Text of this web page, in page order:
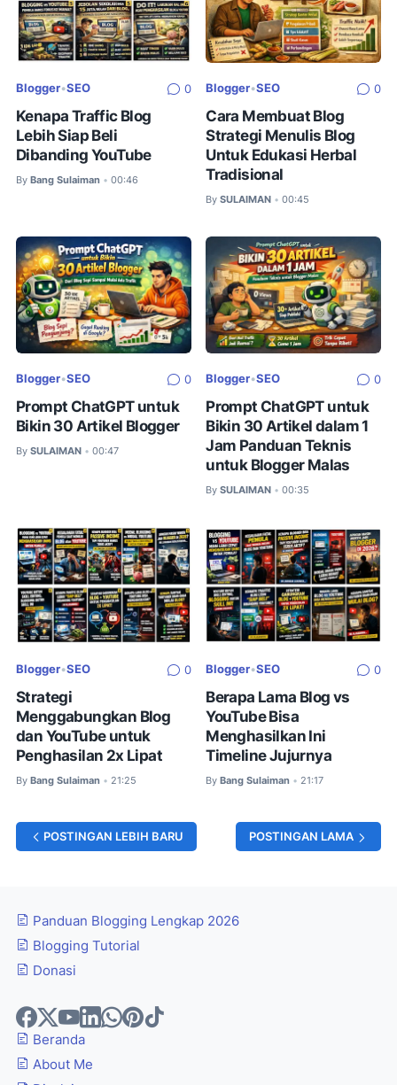
Blogger•SEO 0
Kenapa Traffic Blog
Lebih Siap Beli
Dibanding YouTube
By Bang Sulaiman • 00:46
Blogger•SEO 0
Cara Membuat Blog
Strategi Menulis Blog
Untuk Edukasi Herbal
Tradisional
By SULAIMAN • 00:45
Blogger•SEO 0
Prompt ChatGPT untuk
Bikin 30 Artikel Blogger
By SULAIMAN • 00:47
Blogger•SEO 0
Prompt ChatGPT untuk
Bikin 30 Artikel dalam 1
Jam Panduan Teknis
untuk Blogger Malas
By SULAIMAN • 00:35
Blogger•SEO 0
Strategi
Menggabungkan Blog
dan YouTube untuk
Penghasilan 2x Lipat
By Bang Sulaiman • 21:25
Blogger•SEO 0
Berapa Lama Blog vs
YouTube Bisa
Menghasilkan Ini
Timeline Jujurnya
By Bang Sulaiman • 21:17
POSTINGAN LEBIH BARU POSTINGAN LAMA
Panduan Blogging Lengkap 2026
Blogging Tutorial
Donasi
Beranda
About Me